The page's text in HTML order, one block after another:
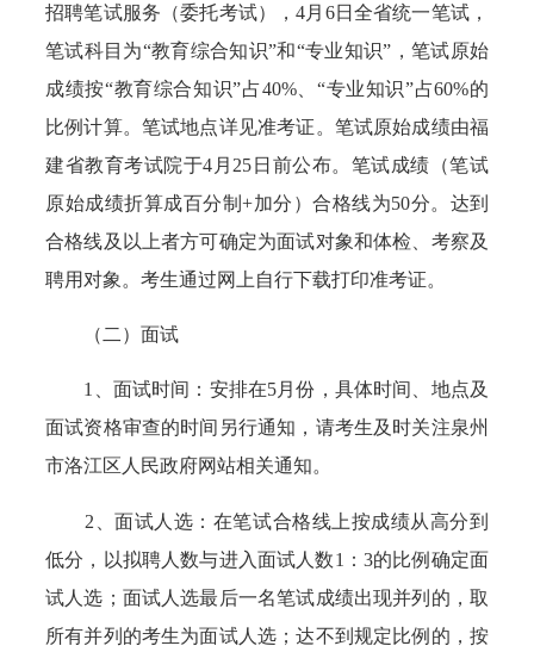
招聘笔试服务（委托考试），4月6日全省统一笔试，
笔试科目为“教育综合知识”和“专业知识”，笔试原始
成绩按“教育综合知识”占40%、“专业知识”占60%的
比例计算。笔试地点详见准考证。笔试原始成绩由福
建省教育考试院于4月25日前公布。笔试成绩（笔试
原始成绩折算成百分制+加分）合格线为50分。达到
合格线及以上者方可确定为面试对象和体检、考察及
聘用对象。考生通过网上自行下载打印准考证。
（二）面试
1、面试时间：安排在5月份，具体时间、地点及
面试资格审查的时间另行通知，请考生及时关注泉州
市洛江区人民政府网站相关通知。
2、面试人选：在笔试合格线上按成绩从高分到
低分，以拟聘人数与进入面试人数1：3的比例确定面
试人选；面试人选最后一名笔试成绩出现并列的，取
所有并列的考生为面试人选；达不到规定比例的，按